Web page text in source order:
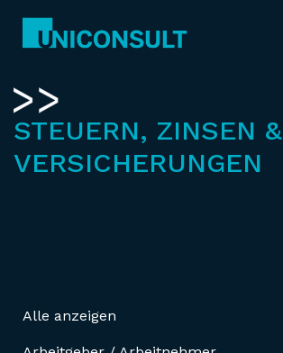
STEUERN, ZINSEN &
VERSICHERUNGEN
Alle anzeigen